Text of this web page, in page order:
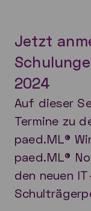
Jetzt
2024
Auf dieser
Termine zu
paed.ML®
paed.ML®
den neuen